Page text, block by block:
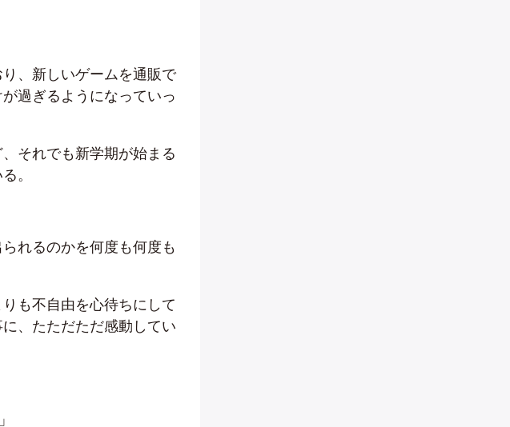
、新しいゲームを通販で
過ぎるようになっていっ
それでも新学期が始まる
。
れるのかを何度も何度も
も不自由を心待ちにして
、たただただ感動してい